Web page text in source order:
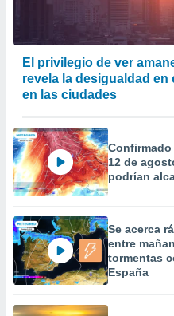
El privilegio de ver
revela la desigualdad en
en las ciudades
12 de
podrían
Se acerca
entre
tormentas
España